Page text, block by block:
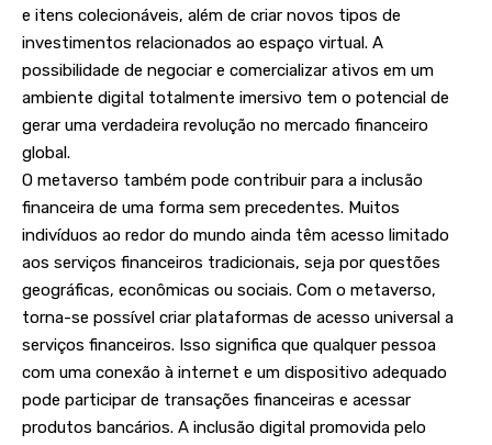
e itens colecionáveis, além de criar novos tipos de
investimentos relacionados ao espaço virtual. A
possibilidade de negociar e comercializar ativos em um
ambiente digital totalmente imersivo tem o potencial de
gerar uma verdadeira revolução no mercado financeiro
global.
O metaverso também pode contribuir para a inclusão
financeira de uma forma sem precedentes. Muitos
indivíduos ao redor do mundo ainda têm acesso limitado
aos serviços financeiros tradicionais, seja por questões
geográficas, econômicas ou sociais. Com o metaverso,
torna-se possível criar plataformas de acesso universal a
serviços financeiros. Isso significa que qualquer pessoa
com uma conexão à internet e um dispositivo adequado
pode participar de transações financeiras e acessar
produtos bancários. A inclusão digital promovida pelo